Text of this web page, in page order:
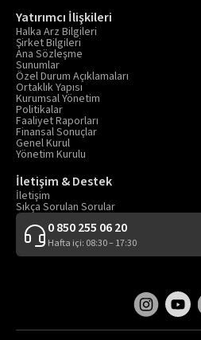
Yatırımcı İlişkileri
Halka Arz Bilgileri
Şirket Bilgileri
Ana Sözleşme
Sunumlar
Özel Durum Açıklamaları
Ortaklık Yapısı
Kurumsal Yönetim
Politikalar
Faaliyet Raporları
Finansal Sonuçlar
Genel Kurul
Yönetim Kurulu
İletişim & Destek
İletişim
Sıkça Sorulan Sorular
0 850 255 06 20
Hafta içi: 08:30 – 17:30